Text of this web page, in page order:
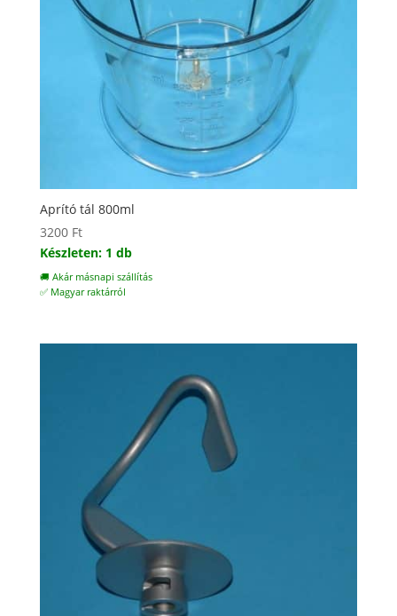
Aprító tál 800ml
3200 Ft
Készleten: 1 db
🚚 Akár másnapi szállítás
✅ Magyar raktárról